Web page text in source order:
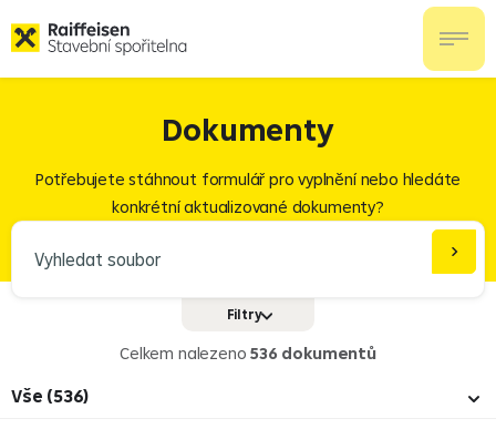
Dokumenty
Potřebujete stáhnout formulář pro vyplnění nebo hledáte
konkrétní aktualizované dokumenty?
Filtry
XLS/XLSX
Celkem nalezeno536 dokumentů
Vše (536)